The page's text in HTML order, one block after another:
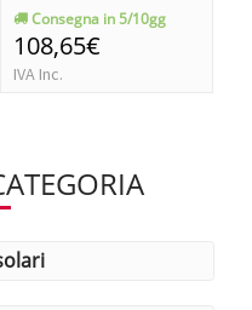
Consegna in 5/10gg
108,65€
IVA Inc.